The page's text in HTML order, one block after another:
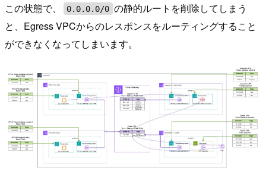
この状態で、 0.0.0.0/0 の静的ルートを削除してしまう
と、Egress VPCからのレスポンスをルーティングすること
ができなくなってしまいます。